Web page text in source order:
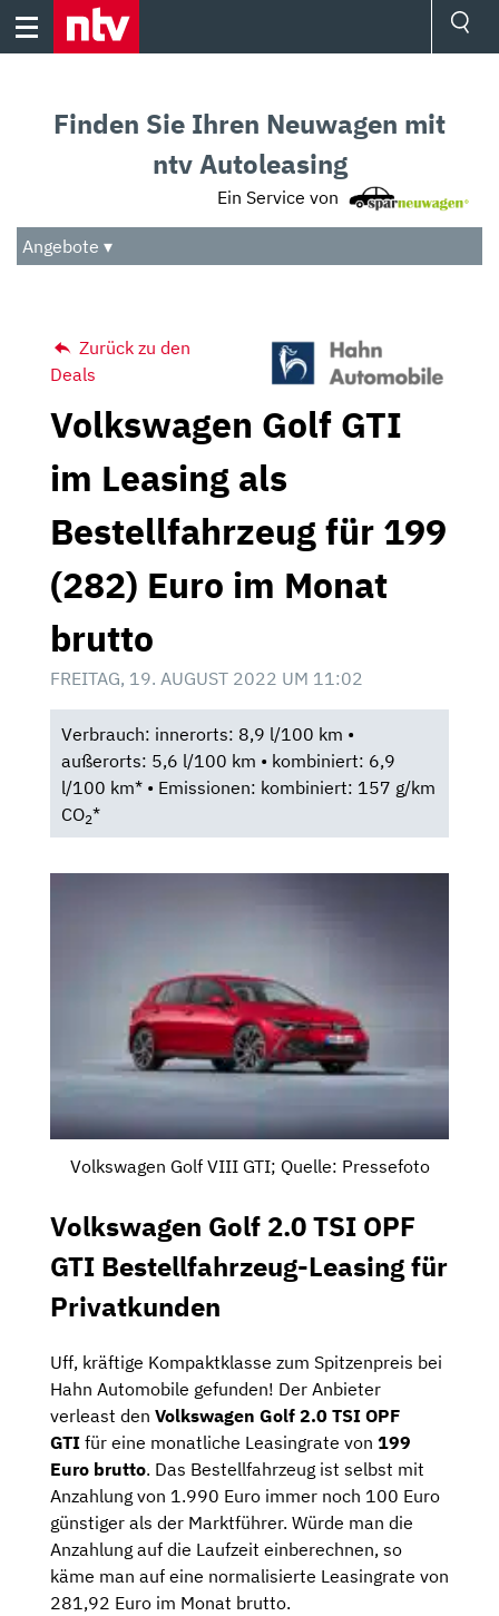
Skip
Audio
Das Beste
Finden Sie Ihren Neuwagen mit
ntv Autoleasing
Ein Service von
Angebote ▾
Zurück zu den
Deals
Volkswagen Golf GTI
im Leasing als
Bestellfahrzeug für 199
(282) Euro im Monat
brutto
FREITAG, 19. AUGUST 2022 UM 11:02
Verbrauch: innerorts: 8,9 l/100 km •
außerorts: 5,6 l/100 km • kombiniert: 6,9
l/100 km* • Emissionen: kombiniert: 157 g/km
CO2*
Volkswagen Golf VIII GTI; Quelle: Pressefoto
Volkswagen Golf 2.0 TSI OPF
GTI Bestellfahrzeug-Leasing für
Privatkunden
Uff, kräftige Kompaktklasse zum Spitzenpreis bei
Hahn Automobile gefunden! Der Anbieter
verleast den Volkswagen Golf 2.0 TSI OPF
GTI für eine monatliche Leasingrate von 199
Euro brutto. Das Bestellfahrzeug ist selbst mit
Anzahlung von 1.990 Euro immer noch 100 Euro
günstiger als der Marktführer. Würde man die
Anzahlung auf die Laufzeit einberechnen, so
käme man auf eine normalisierte Leasingrate von
281,92 Euro im Monat brutto.